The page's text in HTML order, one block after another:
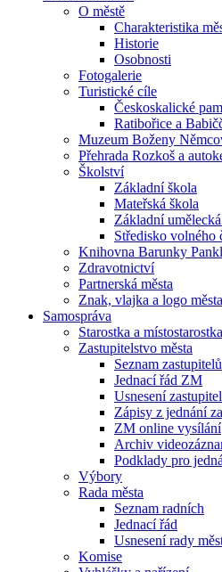
O městě
Charakteristika
Historie
Osobnosti
Fotogalerie
Turistické cíle
Českoskalické
Ratibořice a
Muzeum Boženy
Přehrada Rozkoš a
Školství
Základní škola
Mateřská škola
Základní
Středisko volného
Knihovna Barunky
Zdravotnictví
Partnerská města
Znak, vlajka a logo města
Samospráva
Starostka a místostarostka
Zastupitelstvo města
Seznam zastupitelů
Jednací řád ZM
Usnesení
Zápisy z jednání
ZM online vysílání
Archiv
Podklady pro
Výbory
Rada města
Seznam radních
Jednací řád
Usnesení rady
Komise